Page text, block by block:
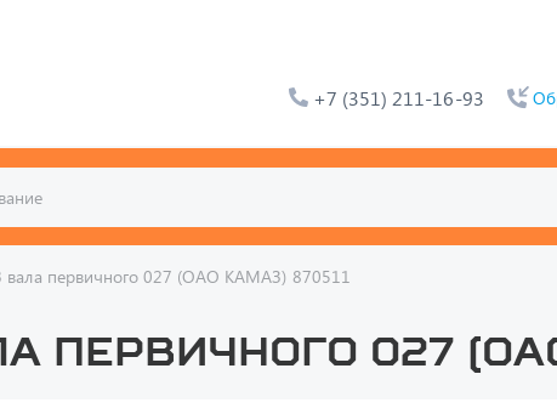
+7 (351) 211-16-93
вала первичного 027 (ОАО КАМАЗ) 870511
первичного 027